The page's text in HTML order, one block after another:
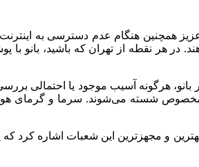
همچنین هنگام عدم دسترسی به اینترنت
هرگونه آسیب موجود یا احتمالی
شسته می‌شوند. سرما و گرمای
و مجهزترین این شعبات اشاره کرد که